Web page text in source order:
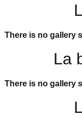
There is no gallery
La
There is no gallery